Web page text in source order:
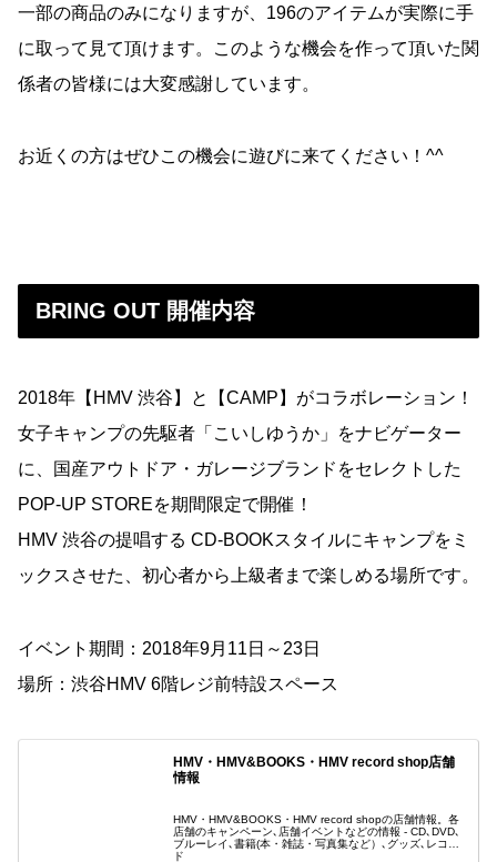
一部の商品のみになりますが、196のアイテムが実際に手
に取って見て頂けます。このような機会を作って頂いた関
係者の皆様には大変感謝しています。
お近くの方はぜひこの機会に遊びに来てください！^^
BRING OUT 開催内容
2018年【HMV 渋谷】と【CAMP】がコラボレーション！
女子キャンプの先駆者「こいしゆうか」をナビゲーター
に、国産アウトドア・ガレージブランドをセレクトした
POP-UP STOREを期間限定で開催！
HMV 渋谷の提唱する CD-BOOKスタイルにキャンプをミ
ックスさせた、初心者から上級者まで楽しめる場所です。
イベント期間：2018年9月11日～23日
場所：渋谷HMV 6階レジ前特設スペース
HMV・HMV&BOOKS・HMV record shop店舗
情報
HMV・HMV&BOOKS・HMV record shopの店舗情報。各
店舗のキャンペーン､店舗イベントなどの情報 - CD､DVD､
ブルーレイ､書籍(本・雑誌・写真集など）､グッズ､レコー
ド